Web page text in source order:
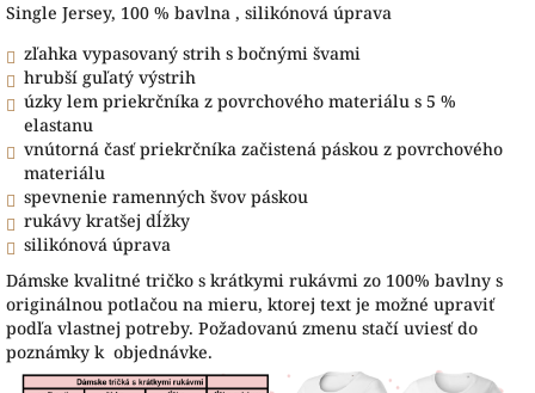
Single Jersey, 100 % bavlna , silikónová úprava
zľahka vypasovaný strih s bočnými švami
hrubší guľatý výstrih
úzky lem priekrčníka z povrchového materiálu s 5 %
elastanu
vnútorná časť priekrčníka začistená páskou z povrchového
materiálu
spevnenie ramenných švov páskou
rukávy kratšej dĺžky
silikónová úprava
Dámske kvalitné tričko s krátkymi rukávmi zo 100% bavlny s
originálnou potlačou na mieru, ktorej text je možné upraviť
podľa vlastnej potreby. Požadovanú zmenu stačí uviesť do
poznámky k objednávke.